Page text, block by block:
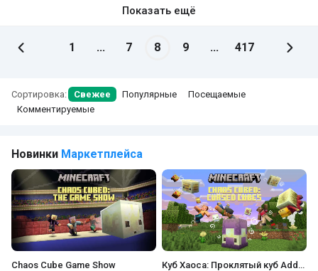
Показать ещё
1 ... 7 8 9 ... 417
Сортировка: Свежее Популярные
Посещаемые
Комментируемые
Новинки Маркетплейса
Куб Хаоса: Проклятый куб Add-On Эфир Моа Add-On